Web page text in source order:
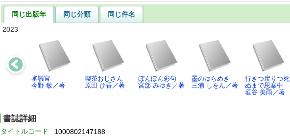
同じ出版年 同じ分類
同じ件名
2023
審議官
今野 敏／著
喫茶おじさん
原田 ひ香／著
ぼんぼん彩句
宮部 みゆき／著
墨のゆらめき
三浦 しをん／著
行きつ戻りつ死
ぬまで思案中
垣谷 美雨／著
書誌詳細
タイトルコード 1000802147188